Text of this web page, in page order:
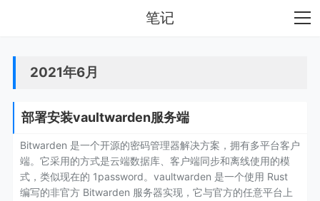
笔记
2021年6月
部署安装vaultwarden服务端
Bitwarden 是一个开源的密码管理器解决方案，拥有多平台客户
端。它采用的方式是云端数据库、客户端同步和离线使用的模
式，类似现在的 1password。vaultwarden 是一个使用 Rust
编写的非官方 Bitwarden 服务器实现，它与官方的任意平台上